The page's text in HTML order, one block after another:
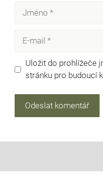
Uložit do prohlížeče
stránku pro budoucí